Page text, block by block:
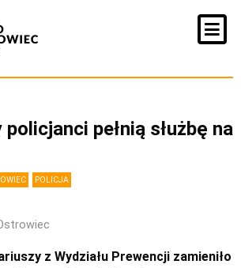
pełnią służbę na
POLICJA
z Wydziału Prewencji zamieniło